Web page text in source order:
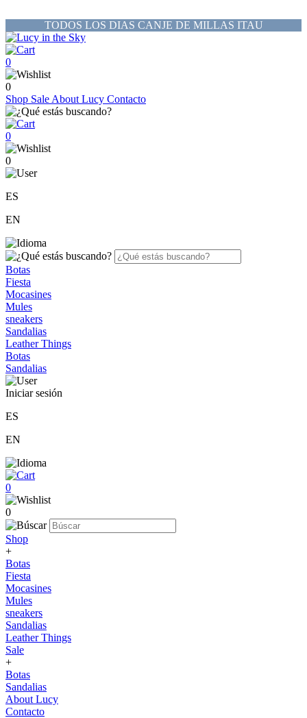
TODOS LOS DIAS CANJE DE MILLAS ITAU
0
0
Shop Sale About Lucy Contacto
0
0
ES
EN
Botas
Fiesta
Mocasines
Mules
sneakers
Sandalias
Leather Things
Botas
Sandalias
Iniciar sesión
ES
EN
0
0
Shop
+
Botas
Fiesta
Mocasines
Mules
sneakers
Sandalias
Leather Things
Sale
+
Botas
Sandalias
About Lucy
Contacto